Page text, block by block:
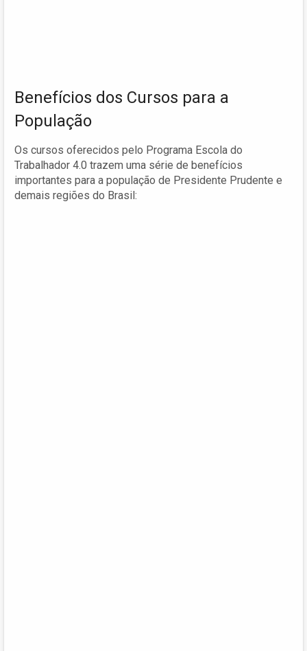
Benefícios dos Cursos para a
População
Os cursos oferecidos pelo Programa Escola do
Trabalhador 4.0 trazem uma série de benefícios
importantes para a população de Presidente Prudente e
demais regiões do Brasil: